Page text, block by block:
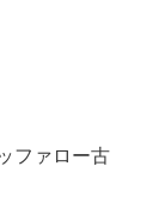
ファロー古